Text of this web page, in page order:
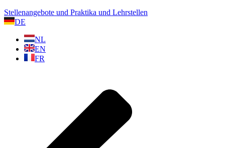
Stellenangebote und Praktika und Lehrstellen
DE
NL
EN
FR